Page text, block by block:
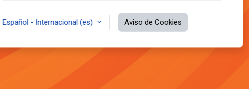
Español - Internacional ‎(es)‎ Aviso de Cookies